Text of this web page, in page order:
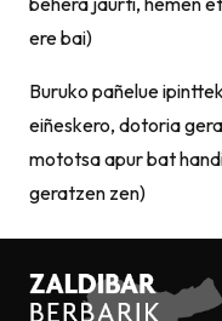
ere bai)
Buruko pañelue
eiñeskero, dotoria
mototsa apur bat
geratzen zen)